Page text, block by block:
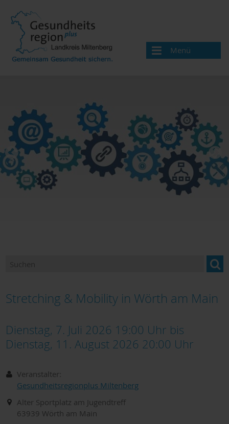
Menü
Veranstaltungen
Über uns
Handlungsfelder
Gesundheitswegweiser
Stretching & Mobility in Wörth am Main
Dienstag, 7. Juli 2026 19:00 Uhr bis
Dienstag, 11. August 2026 20:00 Uhr
Veranstalter:
Gesundheitsregionplus Miltenberg
Alter Sportplatz am Jugendtreff
63939 Wörth am Main